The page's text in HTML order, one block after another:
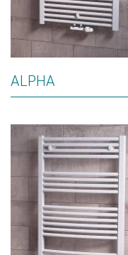
ALPHA